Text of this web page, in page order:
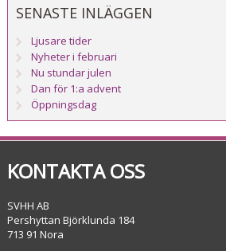
SENASTE INLÄGGEN
Ljusare tider
Nyheter i februari
Nu stundar julen
Dan för 1:a advent
Öppningsdag
KONTAKTA OSS
SVHH AB
Pershyttan Björklunda 184
713 91 Nora